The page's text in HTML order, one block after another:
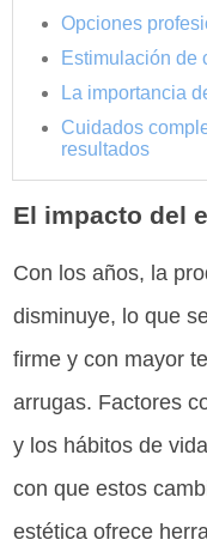
Opciones
Estimulación de
La importancia
Cuidados
resultados
El impacto del
Con los años, la
disminuye, lo que
firme y con mayor
arrugas. Factores
y los hábitos de
con que estos
estética ofrece